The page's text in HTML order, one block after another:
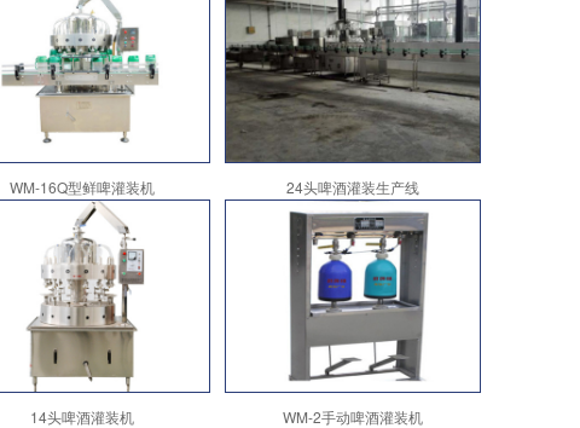
WM-16Q型鲜啤灌装机 24头啤酒灌装生产线
14头啤酒灌装机 WM-2手动啤酒灌装机